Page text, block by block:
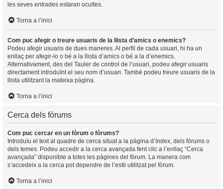
les seves entrades estaran ocultes.
Torna a l’inici
Com puc afegir o treure usuaris de la llista d’amics o enemics?
Podeu afegir usuaris de dues maneres. Al perfil de cada usuari, hi ha un
enllaç per afegir-lo o bé a la llista d’amics o bé a la d’enemics.
Alternativament, des del Tauler de control de l’usuari, podeu afegir usuaris
directament introduïnt el seu nom d’usuari. També podeu treure usuaris de la
llista utilitzant la mateixa pàgina.
Torna a l’inici
Cerca dels fòrums
Com puc cercar en un fòrum o fòrums?
Introduïu el text al quadre de cerca situat a la pàgina d’índex, dels fòrums o
dels temes. Podeu accedir a la cerca avançada fent clic a l’enllaç “Cerca
avançada” disponible a totes les pàgines del fòrum. La manera com
s’accedeix a la cerca pot dependre de l’estil utilitzat pel fòrum.
Torna a l’inici